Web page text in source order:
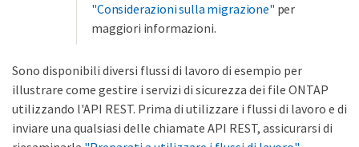
"Considerazioni sulla migrazione" per
maggiori informazioni.
Sono disponibili diversi flussi di lavoro di esempio per
illustrare come gestire i servizi di sicurezza dei file ONTAP
utilizzando l'API REST. Prima di utilizzare i flussi di lavoro e di
inviare una qualsiasi delle chiamate API REST, assicurarsi di